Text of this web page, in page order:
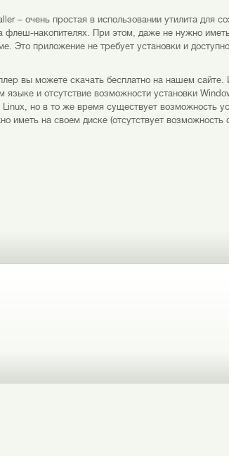
– очень простая в использовании утилита для
флеш-накопителях. При этом, даже не нужно
Это приложение не требует установки и
вы можете скачать бесплатно на нашем сайте.
и отсутствие возможности установки
но в то же время существует возможность
на своем диске (отсутствует возможность